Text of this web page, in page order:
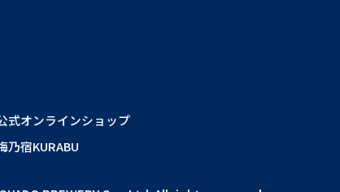
式オンラインショップ
乃宿KURABU